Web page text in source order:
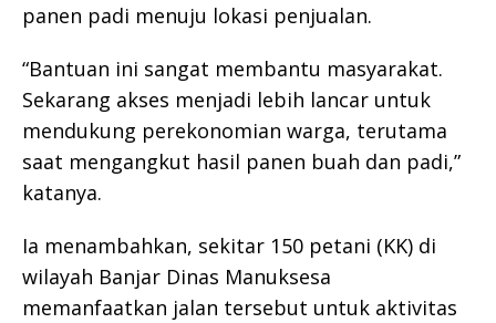
panen padi menuju lokasi penjualan.
“Bantuan ini sangat membantu masyarakat.
Sekarang akses menjadi lebih lancar untuk
mendukung perekonomian warga, terutama
saat mengangkut hasil panen buah dan padi,”
katanya.
Ia menambahkan, sekitar 150 petani (KK) di
wilayah Banjar Dinas Manuksesa
memanfaatkan jalan tersebut untuk aktivitas